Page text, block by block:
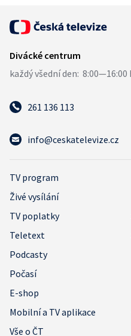
261 136 113
info@ceskatelevize.cz
TV program
Živé vysílání
TV poplatky
Teletext
Podcasty
Počasí
E-shop
Mobilní a TV aplikace
Vše o ČT